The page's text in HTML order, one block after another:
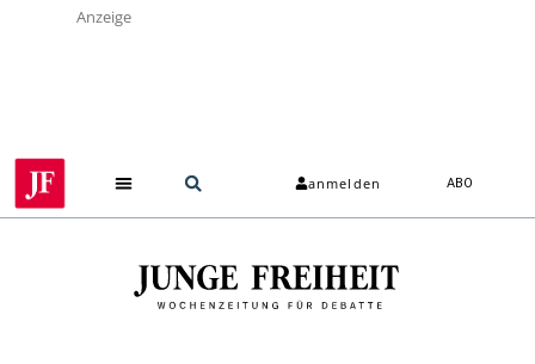
Anzeige
anmelden ABO